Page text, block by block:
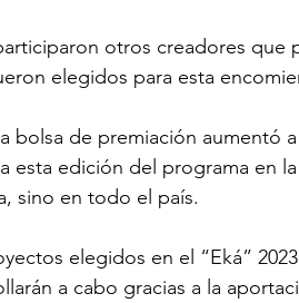
otros creadores
elegidos para esta
bolsa de premiación
esta edición del programa en
sino en todo el país.
elegidos en el “Eká”
a cabo gracias a la